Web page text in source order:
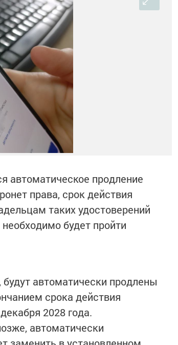
автоматическое продление
права, срок действия
таких удостоверений
будет пройти
автоматически продлены
срока действия
2028 года.
автоматически